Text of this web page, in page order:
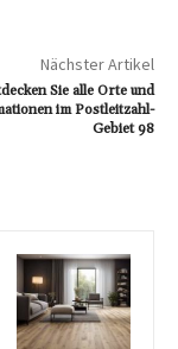
Nächster Artikel
Sie alle Orte und
im Postleitzahl-
Gebiet 98